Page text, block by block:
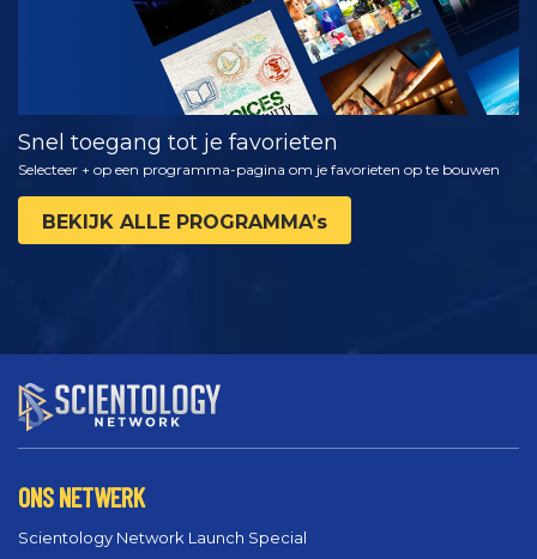
Snel toegang tot je favorieten
Selecteer + op een programma-pagina om je favorieten op te bouwen
BEKIJK ALLE PROGRAMMA’s
ONS NETWERK
Scientology Network Launch Special